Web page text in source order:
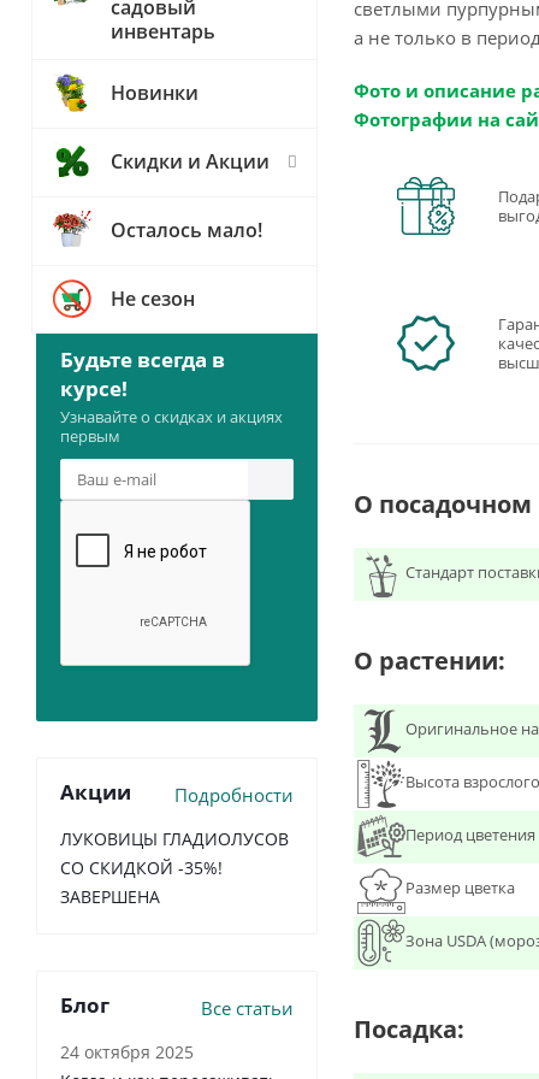
светлыми
а не только в
Фото и описание
Фотографии на
О
Стандарт
О растении:
Оригинальное
Высота
Период цветения
Размер цветка
Зона USDA
Посадка:
садовый
инвентарь
Новинки
Скидки и Акции
Осталось мало!
Не сезон
Будьте всегда в
курсе!
Узнавайте о скидках и акциях
первым
Акции Подробности
ЛУКОВИЦЫ ГЛАДИОЛУСОВ
СО СКИДКОЙ -35%!
ЗАВЕРШЕНА
Блог Все статьи
24 октября 2025